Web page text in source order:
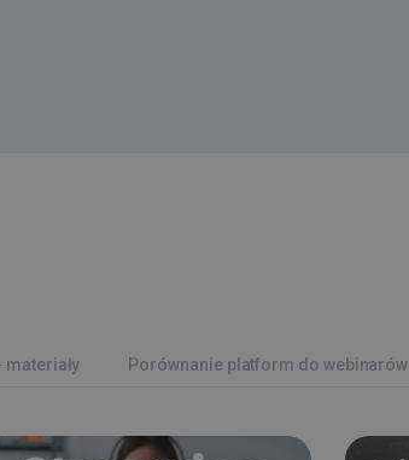
materiały Porównanie platform do webinarów